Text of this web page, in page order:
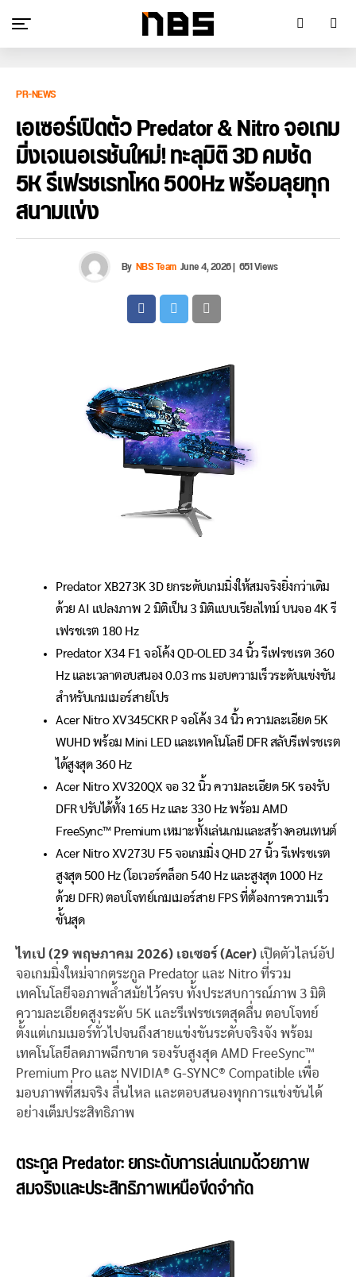
PR-NEWS
เอเซอร์เปิดตัว Predator & Nitro จอเกม
มิ่งเจเนอเรชันใหม่! ทะลุมิติ 3D คมชัด
5K รีเฟรชเรทโหด 500Hz พร้อมลุยทุก
สนามแข่ง
By NBS Team June 4, 2026| 651 Views
Predator XB273K 3D ยกระดับเกมมิ่งให้สมจริงยิ่งกว่าเดิม
ด้วย AI แปลงภาพ 2 มิติเป็น 3 มิติแบบเรียลไทม์ บนจอ 4K รี
เฟรชเรต 180 Hz
Predator X34 F1 จอโค้ง QD-OLED 34 นิ้ว รีเฟรชเรต 360
Hz และเวลาตอบสนอง 0.03 ms มอบความเร็วระดับแข่งขัน
สำหรับเกมเมอร์สายโปร
Acer Nitro XV345CKR P จอโค้ง 34 นิ้ว ความละเอียด 5K
WUHD พร้อม Mini LED และเทคโนโลยี DFR สลับรีเฟรชเรต
ได้สูงสุด 360 Hz
Acer Nitro XV320QX จอ 32 นิ้ว ความละเอียด 5K รองรับ
DFR ปรับได้ทั้ง 165 Hz และ 330 Hz พร้อม AMD
FreeSync™ Premium เหมาะทั้งเล่นเกมและสร้างคอนเทนต์
Acer Nitro XV273U F5 จอเกมมิ่ง QHD 27 นิ้ว รีเฟรชเรต
สูงสุด 500 Hz (โอเวอร์คล็อก 540 Hz และสูงสุด 1000 Hz
ด้วย DFR) ตอบโจทย์เกมเมอร์สาย FPS ที่ต้องการความเร็ว
ขั้นสุด
ไทเป (29 พฤษภาคม 2026) เอเซอร์ (Acer) เปิดตัวไลน์อัป
จอเกมมิ่งใหม่จากตระกูล Predator และ Nitro ที่รวม
เทคโนโลยีจอภาพล้ำสมัยไว้ครบ ทั้งประสบการณ์ภาพ 3 มิติ
ความละเอียดสูงระดับ 5K และรีเฟรชเรตสุดลื่น ตอบโจทย์
ตั้งแต่เกมเมอร์ทั่วไปจนถึงสายแข่งขันระดับจริงจัง พร้อม
เทคโนโลยีลดภาพฉีกขาด รองรับสูงสุด AMD FreeSync™
Premium Pro และ NVIDIA® G-SYNC® Compatible เพื่อ
มอบภาพที่สมจริง ลื่นไหล และตอบสนองทุกการแข่งขันได้
อย่างเต็มประสิทธิภาพ
ตระกูล Predator: ยกระดับการเล่นเกมด้วยภาพ
สมจริงและประสิทธิภาพเหนือขีดจำกัด